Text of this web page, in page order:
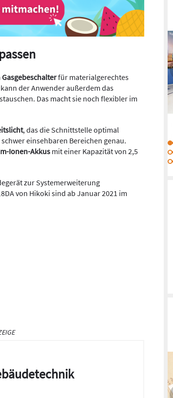
Gasgebeschalterfür materialgerechtes
der Anwender außerdem das
Das macht sie noch flexibler im
, das die Schnittstelle optimal
einsehbaren Bereichen genau.
Ionen-Akkus mit einer Kapazität von 2,5
zur Systemerweiterung
von Hikoki sind ab Januar 2021 im